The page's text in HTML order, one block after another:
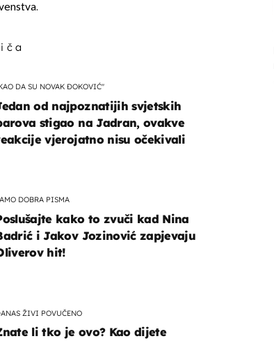
DA SU NOVAK ĐOKOVIĆ"
od najpoznatijih svjetskih
stigao na Jadran, ovakve
vjerojatno nisu očekivali
DOBRA PISMA
kako to zvuči kad Nina
i Jakov Jozinović zapjevaju
hit!
ŽIVI POVUČENO
li tko je ovo? Kao dijete